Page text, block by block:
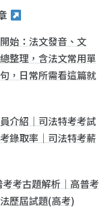
始：法文發音、文
整理，含法文常用單
，日常所需看這篇就
介紹｜司法特考考試
錄取率｜司法特考薪
考古題解析｜高普考
歷屆試題(高考)